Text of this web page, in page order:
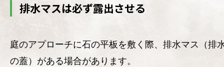
排水マスは必ず露出させる
庭のアプローチに石の平板を敷く際、排水マス（排
の蓋）がある場合があります。